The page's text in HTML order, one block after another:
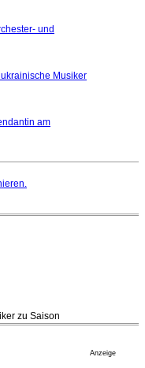
und
Musiker
am
Risto Joost
jüdischer
zu Saison
Anzeige